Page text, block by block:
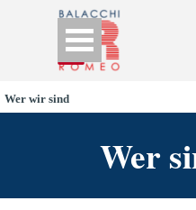
Go to content
Skip menu
Wer wir sind
Wer